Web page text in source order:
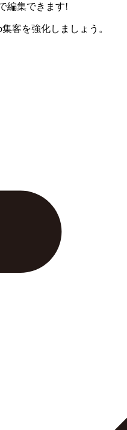
編集できます!
客を強化しましょう。